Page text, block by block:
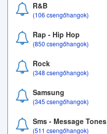
R&B
(106 csengőhangok)
Rap - Hip Hop
(850 csengőhangok)
Rock
(348 csengőhangok)
Samsung
(345 csengőhangok)
Sms - Message Tones
(511 csengőhangok)